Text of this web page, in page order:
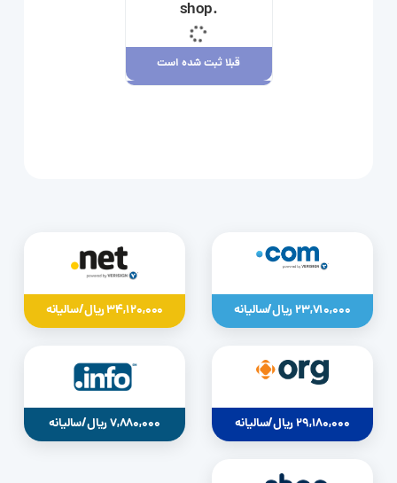
.shop
قبلا ثبت شده است
23,710,000 ریال/سالیانه 34,120,000 ریال/سالیانه
29,180,000 ریال/سالیانه 7,880,000 ریال/سالیانه